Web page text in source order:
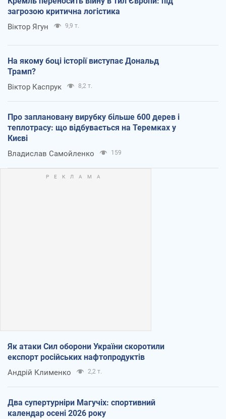
загрозою критична логістика
Віктор Ягун 9,9 т.
На якому боці історії виступає Дональд
Трамп?
Віктор Каспрук 8,2 т.
Про заплановану вирубку більше 600 дерев і
теплотрасу: що відбувається на Теремках у
Києві
Владислав Самойленко 159
Як атаки Сил оборони України скоротили
експорт російських нафтопродуктів
Андрій Клименко 2,2 т.
Два супертурніри Магучіх: спортивний
календар осені 2026 року